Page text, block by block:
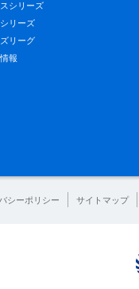
シリーズ
リーズ
リーグ
報
シーポリシー サイトマップ